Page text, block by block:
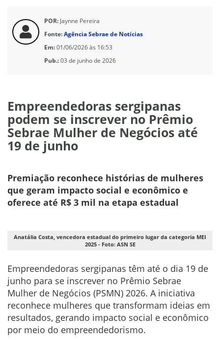
POR: Jaynne Pereira
Fonte:Agência Sebrae de Notícias
Em:01/06/2026 às 16:53
Pub.:03 de junho de 2026
Empreendedoras sergipanas
podem se inscrever no Prêmio
Sebrae Mulher de Negócios até
19 de junho
Premiação reconhece histórias de mulheres
que geram impacto social e econômico e
oferece até R$ 3 mil na etapa estadual
Anatália Costa, vencedora estadual do primeiro lugar da categoria MEI
2025 - Foto: ASN SE
Empreendedoras sergipanas têm até o dia 19 de
junho para se inscrever no Prêmio Sebrae
Mulher de Negócios (PSMN) 2026. A iniciativa
reconhece mulheres que transformam ideias em
resultados, gerando impacto social e econômico
por meio do empreendedorismo.